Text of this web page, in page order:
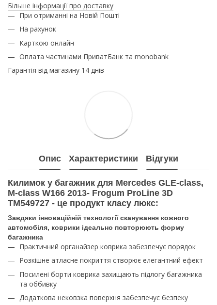
Більше інформації про доставку
При отриманні на Новій Пошті
На рахунок
Карткою онлайн
Оплата частинами ПриватБанк та monobank
Гарантія від магазину 14 днів
Опис Характеристики Відгуки
Килимок у багажник для Mercedes GLE-class,
M-class W166 2013- Frogum ProLine 3D
TM549727 - це продукт класу люкс:
Завдяки інноваційній технології сканування кожного
автомобіля, коврики ідеально повторюють форму
багажника
Практичний органайзер коврика забезпечує порядок
Розкішне атласне покриття створює елегантний ефект
Посилені борти коврика захищають підлогу багажника
та оббивку
Додаткова нековзка поверхня забезпечує безпеку